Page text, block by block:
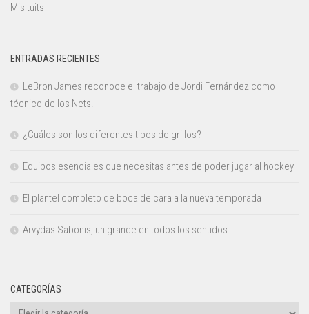
Mis tuits
ENTRADAS RECIENTES
LeBron James reconoce el trabajo de Jordi Fernández como
técnico de los Nets.
¿Cuáles son los diferentes tipos de grillos?
Equipos esenciales que necesitas antes de poder jugar al hockey
El plantel completo de boca de cara a la nueva temporada
Arvydas Sabonis, un grande en todos los sentidos
CATEGORÍAS
Categorías